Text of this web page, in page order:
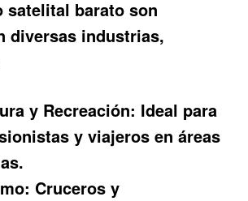
satelital barato son
diversas industrias,
y Recreación: Ideal para
y viajeros en áreas
Cruceros y